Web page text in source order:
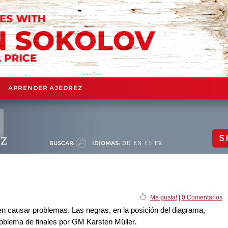
APRENDER AJEDREZ
BUSCAR: IDIOMAS: DE EN ES FR
Me gusta!| 0 Comentarios
causar problemas. Las negras, en la posición del diagrama,
de finales por GM Karsten Müller.